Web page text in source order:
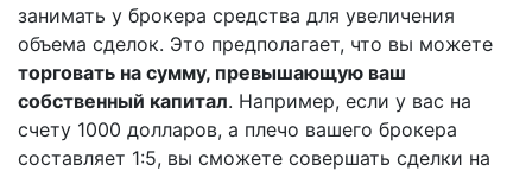
занимать у брокера средства для увеличения
объема сделок. Это предполагает, что вы можете
торговать на сумму, превышающую ваш
собственный капитал. Например, если у вас на
счету 1000 долларов, а плечо вашего брокера
составляет 1:5, вы сможете совершать сделки на